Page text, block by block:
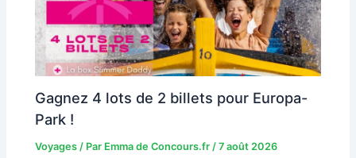
Gagnez 4 lots de 2 billets pour Europa-
Park !
Voyages / Par Emma de Concours.fr/7 août 2026